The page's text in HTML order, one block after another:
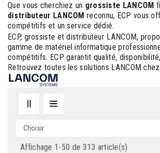
Que vous cherchiez un grossiste LANCOM
distributeur LANCOM reconnu, ECP vous
compétitifs et un service dédié.
ECP, grossiste et distributeur LANCOM,
gamme de matériel informatique
compétitifs. ECP garantit qualité,
Retrouvez toutes les solutions LANCOM chez
Choisir
Affichage 1-50 de 313 article(s)